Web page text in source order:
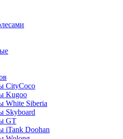
CityCoco
Kugoo
White Siberia
Skyboard
GT
iTank Doohan